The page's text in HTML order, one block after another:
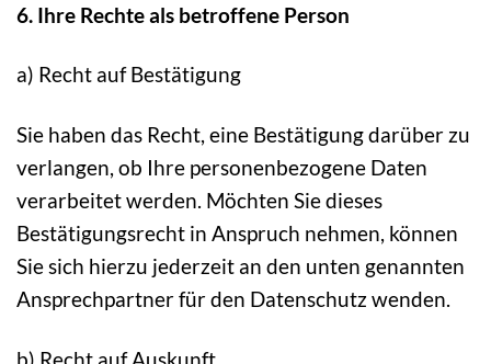
6. Ihre Rechte als betroffene Person
a) Recht auf Bestätigung
Sie haben das Recht, eine Bestätigung darüber zu
verlangen, ob Ihre personenbezogene Daten
verarbeitet werden. Möchten Sie dieses
Bestätigungsrecht in Anspruch nehmen, können
Sie sich hierzu jederzeit an den unten genannten
Ansprechpartner für den Datenschutz wenden.